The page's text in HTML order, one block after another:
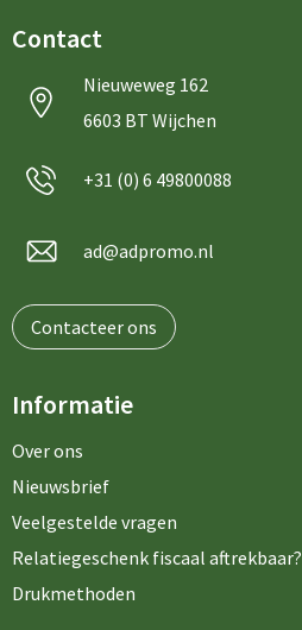
Contact
Nieuweweg 162
6603 BT Wijchen
+31 (0) 6 49800088
ad@adpromo.nl
Contacteer ons
Informatie
Over ons
Nieuwsbrief
Veelgestelde vragen
Relatiegeschenk fiscaal aftrekbaar?
Drukmethoden